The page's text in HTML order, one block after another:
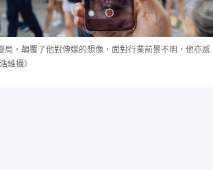
局，顛覆了他對傳媒的想像，面對行業前景不明，他亦感
維攝）